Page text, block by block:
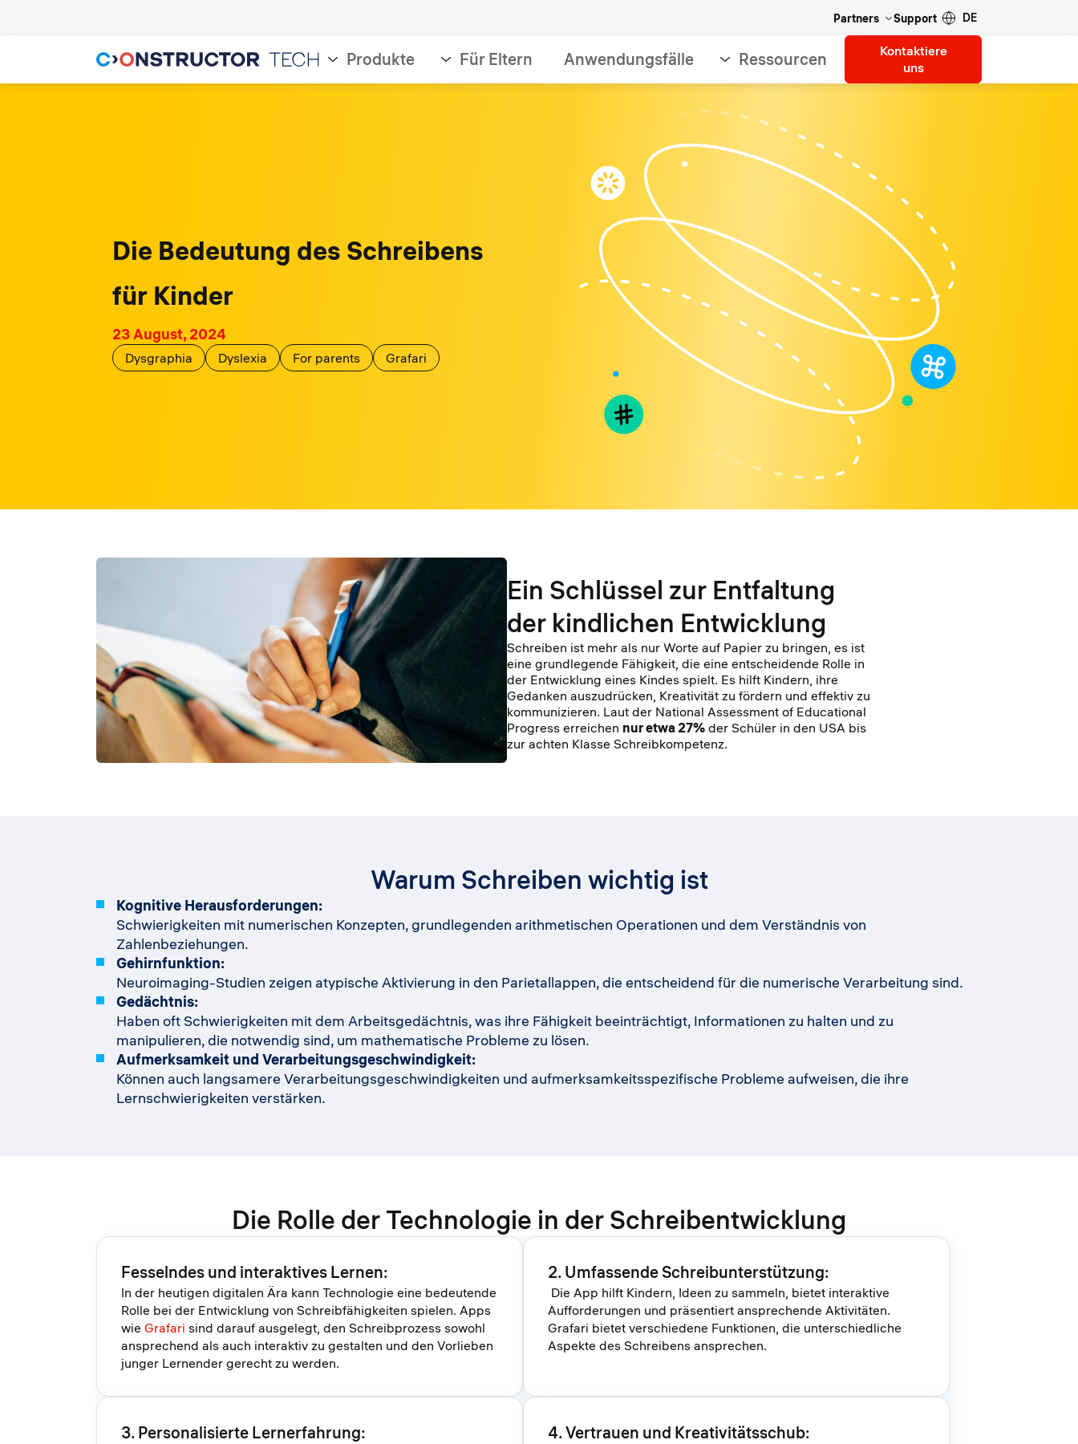
Partners Support DE
Produkte Für Eltern Anwendungsfälle Ressourcen
Kontaktiere
uns
Die Bedeutung des Schreibens
für Kinder
23 August, 2024
Dysgraphia Dyslexia For parents Grafari
Ein Schlüssel zur Entfaltung
der kindlichen Entwicklung
Schreiben ist mehr als nur Worte auf Papier zu bringen, es ist
eine grundlegende Fähigkeit, die eine entscheidende Rolle in
der Entwicklung eines Kindes spielt. Es hilft Kindern, ihre
Gedanken auszudrücken, Kreativität zu fördern und effektiv zu
kommunizieren. Laut der National Assessment of Educational
Progress erreichen nur etwa 27% der Schüler in den USA bis
zur achten Klasse Schreibkompetenz.
Warum Schreiben wichtig ist
Kognitive Herausforderungen:
Schwierigkeiten mit numerischen Konzepten, grundlegenden arithmetischen Operationen und dem Verständnis von
Zahlenbeziehungen.
Gehirnfunktion:
Neuroimaging-Studien zeigen atypische Aktivierung in den Parietallappen, die entscheidend für die numerische Verarbeitung sind.
Gedächtnis:
Haben oft Schwierigkeiten mit dem Arbeitsgedächtnis, was ihre Fähigkeit beeinträchtigt, Informationen zu halten und zu
manipulieren, die notwendig sind, um mathematische Probleme zu lösen.
Aufmerksamkeit und Verarbeitungsgeschwindigkeit:
Können auch langsamere Verarbeitungsgeschwindigkeiten und aufmerksamkeitsspezifische Probleme aufweisen, die ihre
Lernschwierigkeiten verstärken.
Die Rolle der Technologie in der Schreibentwicklung
Fesselndes und interaktives Lernen:
In der heutigen digitalen Ära kann Technologie eine bedeutende
Rolle bei der Entwicklung von Schreibfähigkeiten spielen. Apps
wie Grafari sind darauf ausgelegt, den Schreibprozess sowohl
ansprechend als auch interaktiv zu gestalten und den Vorlieben
junger Lernender gerecht zu werden.
2. Umfassende Schreibunterstützung:
Die App hilft Kindern, Ideen zu sammeln, bietet interaktive
Aufforderungen und präsentiert ansprechende Aktivitäten.
Grafari bietet verschiedene Funktionen, die unterschiedliche
Aspekte des Schreibens ansprechen.
3. Personalisierte Lernerfahrung: 4. Vertrauen und Kreativitätsschub: